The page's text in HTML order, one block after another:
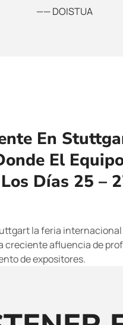
—— DOISTUA
En
El
Días 25 –
la feria
creciente afluencia de
de expositores.